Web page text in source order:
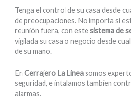
Tenga el control de su casa desde
de preocupaciones. No importa si
reunión fuera, con estesistema de
vigilada su casa o negocio desde
de su mano.
En Cerrajero La Lineasomos
seguridad, e intalamos tambíen
alarmas.